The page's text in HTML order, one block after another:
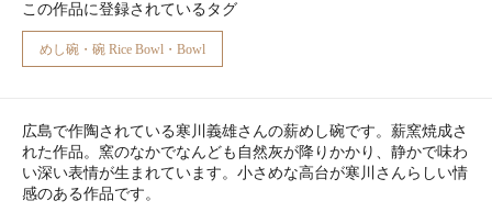
この作品に登録されているタグ
めし碗・碗 Rice Bowl・Bowl
広島で作陶されている寒川義雄さんの薪めし碗です。薪窯焼成さ
れた作品。窯のなかでなんども自然灰が降りかかり、静かで味わ
い深い表情が生まれています。小さめな高台が寒川さんらしい情
感のある作品です。